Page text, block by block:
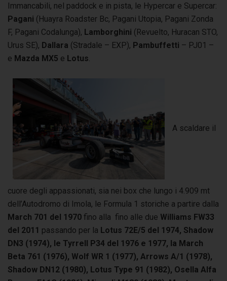
Immancabili, nel paddock e in pista, le Hypercar e Supercar:
Pagani (Huayra Roadster Bc, Pagani Utopia, Pagani Zonda
F, Pagani Codalunga), Lamborghini (Revuelto, Huracan STO,
Urus SE), Dallara (Stradale – EXP), Pambuffetti – PJ01 –
e Mazda MX5 e Lotus
A scaldare il
cuore degli appassionati, sia nei box che lungo i 4.909 mt
dell’Autodromo di Imola, le Formula 1 storiche a partire dalla
March 701 del 1970 fino alla fino alle due Williams FW33
del 2011 passando per la Lotus 72E/5 del 1974, Shadow
DN3 (1974), le Tyrrell P34 del 1976 e 1977, la March
Beta 761 (1976), Wolf WR 1 (1977), Arrows A/1 (1978),
Shadow DN12 (1980), Lotus Type 91 (1982), Osella Alfa